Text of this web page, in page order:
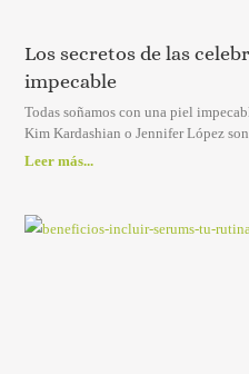
Los secretos de las
impecable
Todas soñamos con una piel
Kim Kardashian o Jennifer López
Leer más...